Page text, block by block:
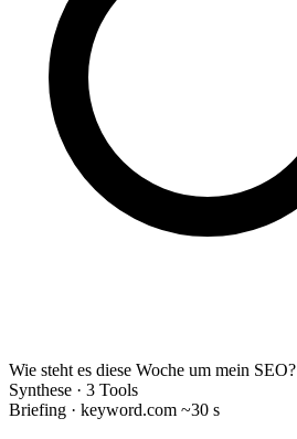
Wie steht es diese Woche um mein SEO?
Synthese · 3 Tools
Briefing · keyword.com ~30 s